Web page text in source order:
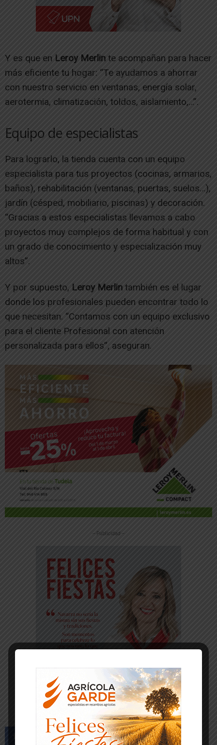
Y es que en Leroy Merlin te acompañan para hacer
más eficiente tu hogar: “Te ayudamos a ahorrar
con nuestro servicio en ventanas, energía solar,
aerotermia, climatización, toldos, aislamiento,…”.
Equipo de especialistas
Para lograrlo, la tienda cuenta con un equipo
especialista para tus proyectos (cocinas, armarios,
baños), rehabilitación (ventanas, puertas, suelos…),
jardín (césped, mobiliario, piscinas) y decoración.
“Gracias a estos especialistas llevamos a cabo
proyectos muy complejos de forma habitual y con
un grado de conocimiento y especialización muy
altos”.
Y por supuesto, Leroy Merlin también es el lugar
donde los profesionales pueden encontrar todo lo
que necesitan. “Contamos con un equipo exclusivo
para el cliente Profesional con atención
personalizada para ellos”, aseguran.
-- Publicidad --